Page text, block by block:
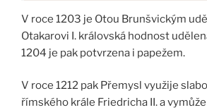
V roce 1203 je Otou Brunšvickým
Otakarovi I. královská hodnost
1204 je pak potvrzena i papežem.
V roce 1212 pak Přemysl využije
římského krále Friedricha II. a